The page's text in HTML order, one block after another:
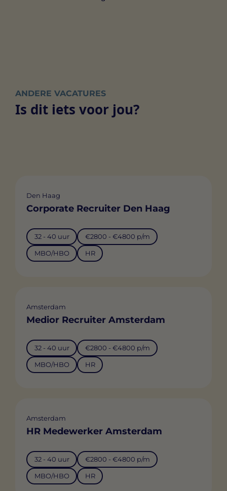
ANDERE VACATURES
Is dit iets voor jou?
Den Haag
Corporate Recruiter Den Haag
32 - 40 uur €2800 - €4800 p/m
MBO/HBO HR
Amsterdam
Medior Recruiter Amsterdam
32 - 40 uur €2800 - €4800 p/m
MBO/HBO HR
Amsterdam
HR Medewerker Amsterdam
32 - 40 uur €2800 - €4800 p/m
MBO/HBO HR